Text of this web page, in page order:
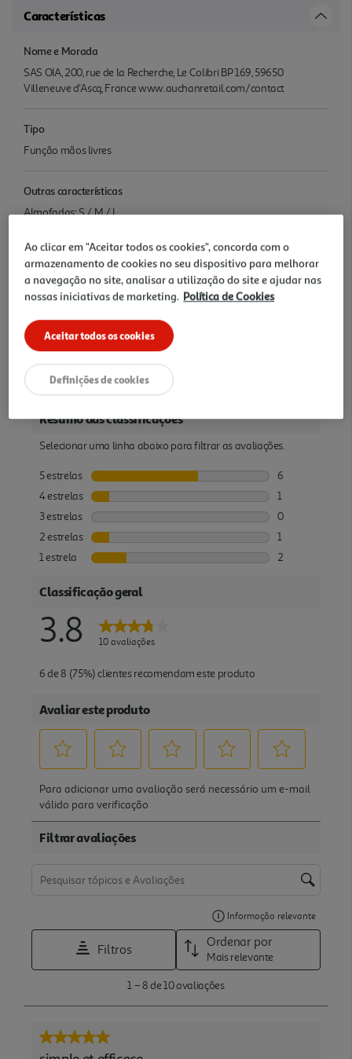
Características
Nome e Morada
SAS OIA, 200, rue de la Recherche, Le Colibri BP 169, 59650
Villeneuve d'Ascq, France www.auchanretail.com/contact
Tipo
Função mãos livres
Outras características
Almofadas: S / M / L
Garantia
Ao clicar em "Aceitar todos os cookies", concorda com o
armazenamento de cookies no seu dispositivo para melhorar
a navegação no site, analisar a utilização do site e ajudar nas
nossas iniciativas de marketing. Política de Cookies
Aceitar todos os cookies
Definições de cookies